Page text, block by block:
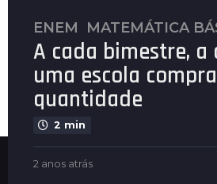
2
a
o
s
a
r
ENEM ,MATEMÁTICA
A cada bimestre,
uma escola
quantidade
2 min
b
2 anos atrás